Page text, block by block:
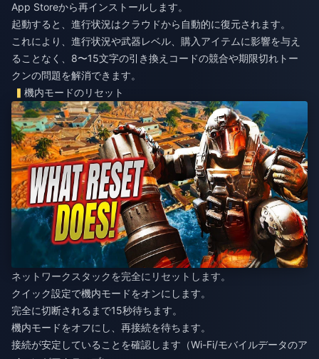
App Storeから再インストールします。
起動すると、進行状況はクラウドから自動的に復元されます。
これにより、進行状況や武器レベル、購入アイテムに影響を与え
ることなく、8〜15文字の引き換えコードの競合や期限切れトー
クンの問題を解消できます。
機内モードのリセット
ネットワークスタックを完全にリセットします。
クイック設定で機内モードをオンにします。
完全に切断されるまで15秒待ちます。
機内モードをオフにし、再接続を待ちます。
接続が安定していることを確認します（Wi-Fi/モバイルデータのア